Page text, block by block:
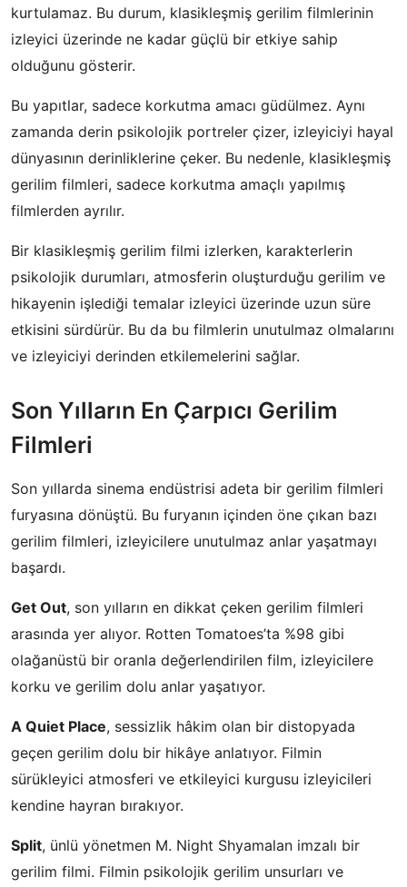
kurtulamaz. Bu durum, klasikleşmiş gerilim filmlerinin
izleyici üzerinde ne kadar güçlü bir etkiye sahip
olduğunu gösterir.
Bu yapıtlar, sadece korkutma amacı güdülmez. Aynı
zamanda derin psikolojik portreler çizer, izleyiciyi hayal
dünyasının derinliklerine çeker. Bu nedenle, klasikleşmiş
gerilim filmleri, sadece korkutma amaçlı yapılmış
filmlerden ayrılır.
Bir klasikleşmiş gerilim filmi izlerken, karakterlerin
psikolojik durumları, atmosferin oluşturduğu gerilim ve
hikayenin işlediği temalar izleyici üzerinde uzun süre
etkisini sürdürür. Bu da bu filmlerin unutulmaz olmalarını
ve izleyiciyi derinden etkilemelerini sağlar.
Son Yılların En Çarpıcı Gerilim
Filmleri
Son yıllarda sinema endüstrisi adeta bir gerilim filmleri
furyasına dönüştü. Bu furyanın içinden öne çıkan bazı
gerilim filmleri, izleyicilere unutulmaz anlar yaşatmayı
başardı.
Get Out, son yılların en dikkat çeken gerilim filmleri
arasında yer alıyor. Rotten Tomatoes’ta %98 gibi
olağanüstü bir oranla değerlendirilen film, izleyicilere
korku ve gerilim dolu anlar yaşatıyor.
A Quiet Place, sessizlik hâkim olan bir distopyada
geçen gerilim dolu bir hikâye anlatıyor. Filmin
sürükleyici atmosferi ve etkileyici kurgusu izleyicileri
kendine hayran bırakıyor.
Split, ünlü yönetmen M. Night Shyamalan imzalı bir
gerilim filmi. Filmin psikolojik gerilim unsurları ve